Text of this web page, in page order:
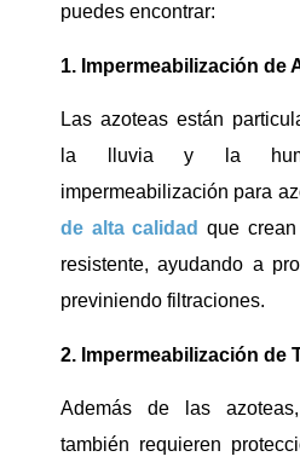
puedes encontrar:
1. Impermeabilización de
Las azoteas están
la lluvia y la
impermeabilización para
de alta calidad que
resistente, ayudando a
previniendo filtraciones.
2. Impermeabilización de
Además de las
también requieren